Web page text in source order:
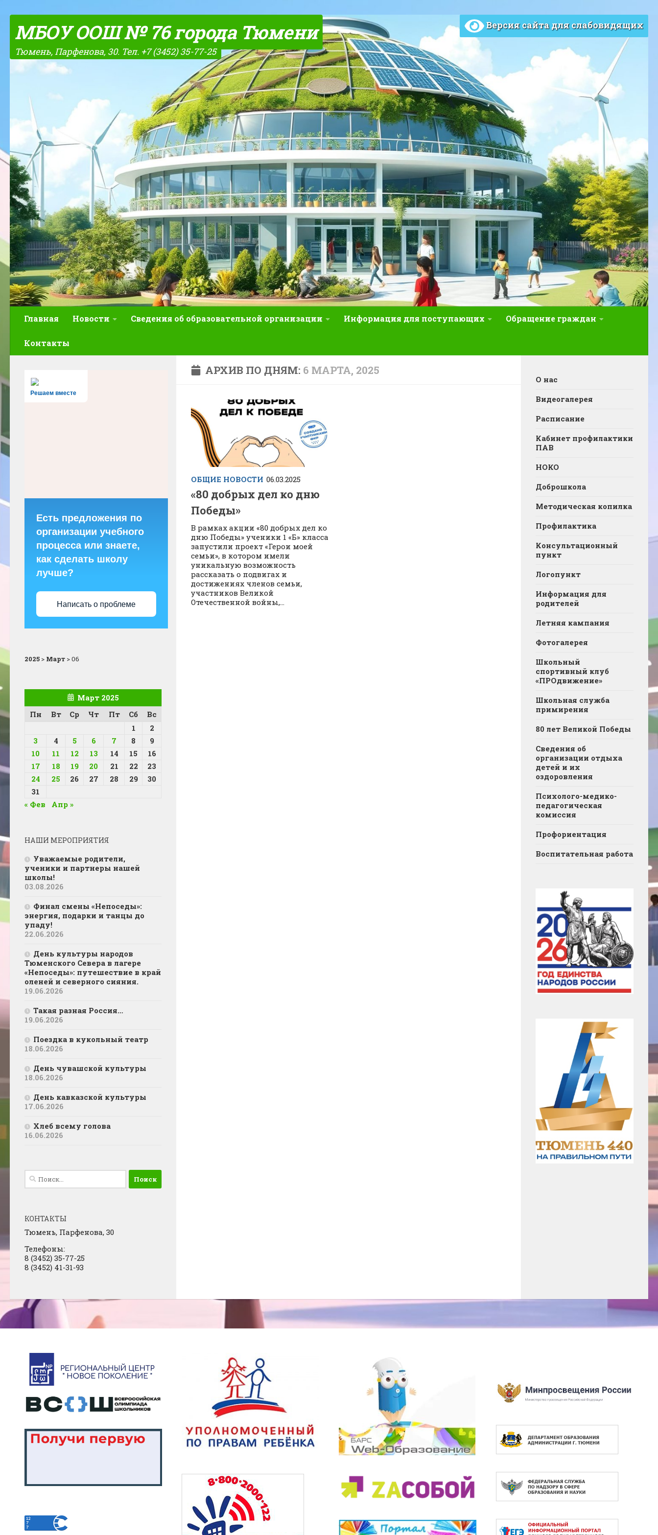
Skip to content
МБОУ ООШ № 76 города Тюмени
Тюмень, Парфенова, 30. Тел. +7 (3452) 35-77-25
Версия сайта для слабовидящих
Главная Новости Сведения об образовательной организации Информация для поступающих Обращение граждан
Контакты
АРХИВ ПО ДНЯМ: 6 МАРТА, 2025
ОБЩИЕ НОВОСТИ 06.03.2025
«80 добрых дел ко дню
Победы»
В рамках акции «80 добрых дел ко
дню Победы» ученики 1 «Б» класса
запустили проект «Герои моей
семьи», в котором имели
уникальную возможность
рассказать о подвигах и
достижениях членов семьи,
участников Великой
Отечественной войны,...
Решаем вместе
Есть предложения по
организации учебного
процесса или знаете,
как сделать школу
лучше?
Написать о проблеме
2025 > Март >06
Март 2025
Пн
Вт Ср Чт Пт Сб
Вс
1
2
3
4 5 6 7 8
9
10
11 12 13 14 15
16
17
18 19 20 21 22
23
24
25 26 27 28 29
30
31
« Фев
Апр »
НАШИ МЕРОПРИЯТИЯ
Уважаемые родители,
ученики и партнеры нашей
школы!
03.08.2026
Финал смены «Непоседы»:
энергия, подарки и танцы до
упаду!
22.06.2026
День культуры народов
Тюменского Севера в лагере
«Непоседы»: путешествие в край
оленей и северного сияния.
19.06.2026
Такая разная Россия…
19.06.2026
Поездка в кукольный театр
18.06.2026
День чувашской культуры
18.06.2026
День кавказской культуры
17.06.2026
Хлеб всему голова
16.06.2026
Найти:
КОНТАКТЫ
Тюмень, Парфенова, 30
Телефоны:
8 (3452) 35-77-25
8 (3452) 41-31-93
О нас
Видеогалерея
Расписание
Кабинет профилактики
ПАВ
НОКО
Доброшкола
Методическая копилка
Профилактика
Консультационный
пункт
Логопункт
Информация для
родителей
Летняя кампания
Фотогалерея
Школьный
спортивный клуб
«ПРОдвижение»
Школьная служба
примирения
80 лет Великой Победы
Сведения об
организации отдыха
детей и их
оздоровления
Психолого-медико-
педагогическая
комиссия
Профориентация
Воспитательная работа